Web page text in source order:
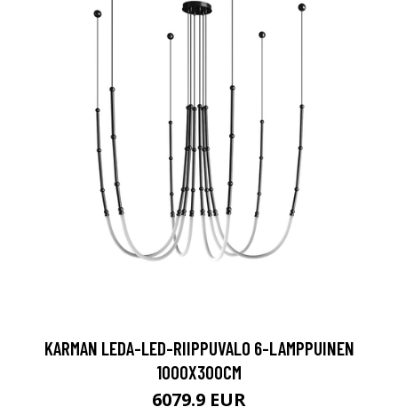
KARMAN LEDA-LED-RIIPPUVALO 6-LAMPPUINEN
1000X300CM
6079.9 EUR